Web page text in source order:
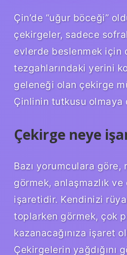
Çin’de “uğur böceği”
çekirgeler, sadece
evlerde beslenmek için
tezgahlarındaki yerini
geleneği olan çekirge
Çinlinin tutkusu olmaya
Çekirge neye
Bazı yorumculara
görmek, anlaşmazlık ve
işaretidir. Kendinizi
toplarken görmek, çok
kazanacağınıza işaret
Çekirgelerin yağdığını